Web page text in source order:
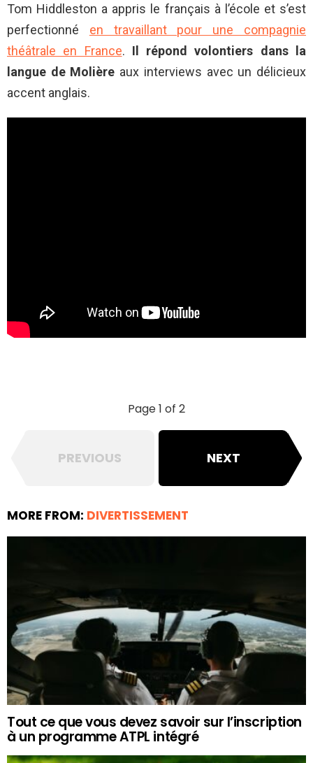
Tom Hiddleston a appris le français à l’école et s’est
perfectionné en travaillant pour une compagnie
théâtrale en France. Il répond volontiers dans la
langue de Molière aux interviews avec un délicieux
accent anglais.
Page 1 of 2
PREVIOUS NEXT
MORE FROM: DIVERTISSEMENT
Tout ce que vous devez savoir sur l’inscription
à un programme ATPL intégré